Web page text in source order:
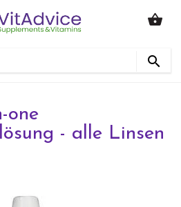
one
- alle Linsen